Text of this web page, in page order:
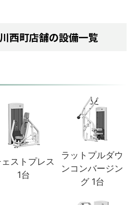
西町店舗の設備一覧
ストプレス
1台
ラットプルダウ
ンコンバージン
グ 1台